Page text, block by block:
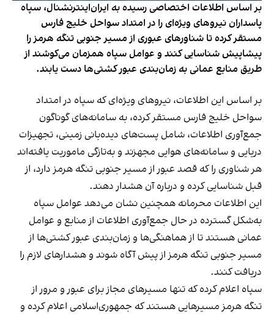
بر اساس اطلاعات اختصاصی رسیده به ایران‌اینترنشنال، سپاه
پاسداران نیروهای ویژه‌ای را در امتداد سواحل خلیج فارس
مستقر کرده تا شناورهای عبوری از مسیر جنوبی تنگه هرمز را
پیشاپیش شناسایی کنند و عوامل سپاه همزمان می‌کوشند از
طریق منابع عمانی به زمان‌بندی عبور کشتی‌ها دست یابند.
بر اساس این اطلاعات، نیروهای ویژه‌ای که سپاه در امتداد
سواحل خلیج فارس مستقر کرده، به سامانه‌های گوناگون
جمع‌آوری اطلاعات، شامل پست‌های دیده‌بانی زمینی، تجهیزات
دریایی و سامانه‌های هوایی مجهزند و به‌تازگی ماموریت یافته‌اند
هر شناوری را که قصد عبور از مسیر جنوبی تنگه هرمز دارد، از
قبل شناسایی کرده و درباره آن هشدار دهند.
این اطلاعات محرمانه همچنین نشان می‌دهد عوامل سپاه
به‌شکل گسترده در حال جمع‌آوری اطلاعات از منابع و عوامل
عمانی هستند تا از هماهنگی‌ها و زمان‌بندی عبور کشتی‌ها از
مسیر جنوبی تنگه هرمز از پیش آگاه شوند و هشدارهای لازم را
دریافت کنند.
سپاه اعلام کرده که تنها مسیرهای مجاز برای عبور و مرور از
تنگه هرمز مسیرهایی هستند که جمهوری‌اسلامی اعلام کرده و